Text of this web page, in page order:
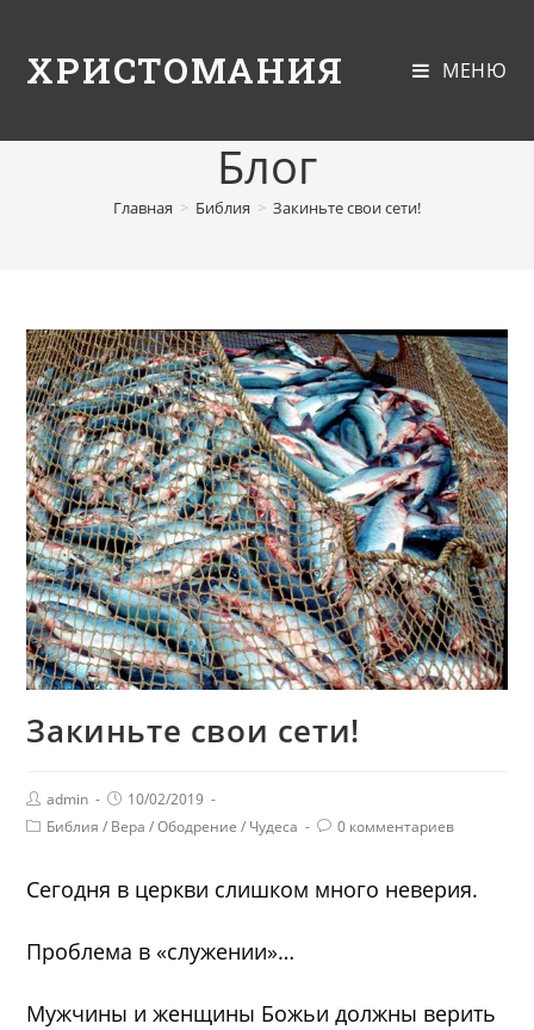
ХРИСТОМАНИЯ МЕНЮ
Блог
Главная > Библия > Закиньте свои сети!
Закиньте свои сети!
admin
10/02/2019
Библия / Вера / Ободрение / Чудеса 0 комментариев
Сегодня в церкви слишком много неверия.
Проблема в «служении»…
Мужчины и женщины Божьи должны верить